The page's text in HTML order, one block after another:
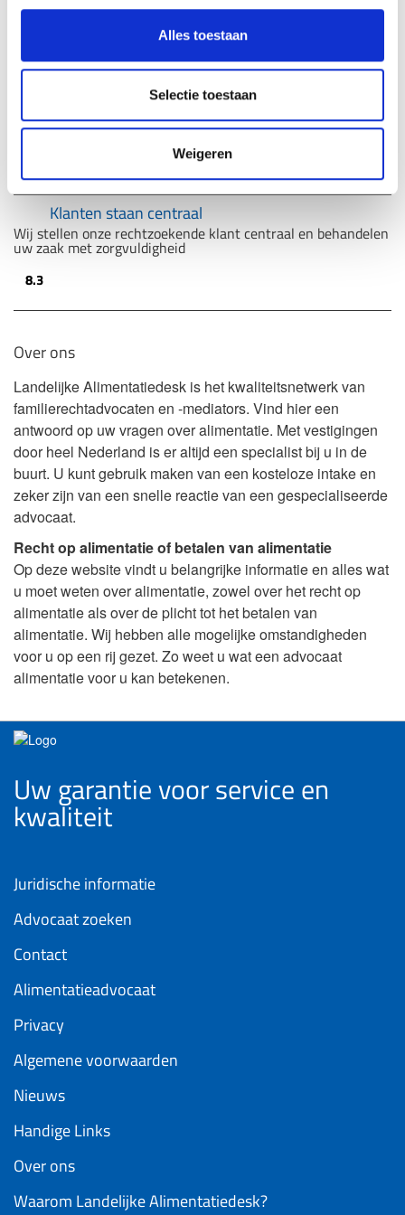
Alles toestaan
Selectie toestaan
Weigeren
Ons keurmerk
Uw garantie voor service en kwaliteit
Juridische hulp in elke situatie
Van eerstelijns advies tot bijstand van een gespecialiseerde
Het grootste juridische netwerk van Nederland met 50
advocaten
Klanten staan centraal
Wij stellen onze rechtzoekende klant centraal en behandelen
uw zaak met zorgvuldigheid
8.3
Over ons
Landelijke Alimentatiedesk is het kwaliteitsnetwerk van
familierechtadvocaten en -mediators. Vind hier een
antwoord op uw vragen over alimentatie. Met vestigingen
door heel Nederland is er altijd een specialist bij u in de
buurt. U kunt gebruik maken van een kosteloze intake en
zeker zijn van een snelle reactie van een gespecialiseerde
advocaat.
Recht op alimentatie of betalen van alimentatie
Op deze website vindt u belangrijke informatie en alles wat
u moet weten over alimentatie, zowel over het recht op
alimentatie als over de plicht tot het betalen van
alimentatie. Wij hebben alle mogelijke omstandigheden
voor u op een rij gezet. Zo weet u wat een advocaat
alimentatie voor u kan betekenen.
Uw garantie voor service en
kwaliteit
Juridische informatie
Advocaat zoeken
Contact
Alimentatieadvocaat
Privacy
Algemene voorwaarden
Nieuws
Handige Links
Over ons
Waarom Landelijke Alimentatiedesk?